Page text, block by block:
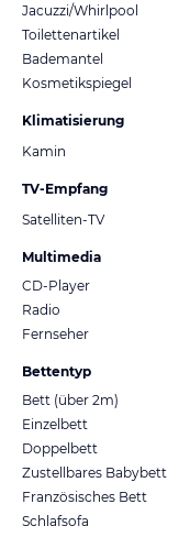
Jacuzzi/Whirlpool
Toilettenartikel
Bademantel
Kosmetikspiegel
Klimatisierung
Kamin
TV-Empfang
Satelliten-TV
Multimedia
CD-Player
Radio
Fernseher
Bettentyp
Bett (über 2m)
Einzelbett
Doppelbett
Zustellbares Babybett
Französisches Bett
Schlafsofa